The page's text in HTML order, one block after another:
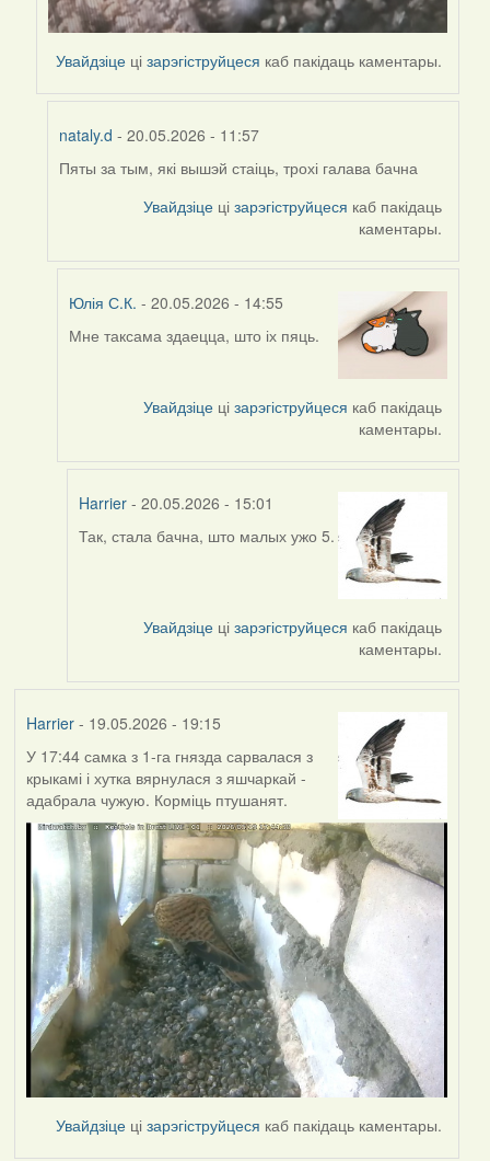
Увайдзіце цізарэгіструйцеся каб пакідаць каментары.
nataly.d - 20.05.2026 - 11:57
In
nataly.d
Пяты за тым, які вышэй стаіць, трохі галава бачна
Увайдзіце цізарэгіструйцеся каб пакідаць
каментары.
Юлія С.К. - 20.05.2026 - 14:55
In
Мне таксама здаецца, што іх пяць.
Увайдзіце цізарэгіструйцеся каб пакідаць
каментары.
Harrier - 20.05.2026 - 15:01
In
Так, стала бачна, што малых ужо 5.
Увайдзіце цізарэгіструйцеся каб пакідаць
каментары.
Harrier- 19.05.2026 - 19:15
У 17:44 самка з 1-га гнязда сарвалася з
крыкамі і хутка вярнулася з яшчаркай -
адабрала чужую. Корміць птушанят.
Увайдзіце цізарэгіструйцеся каб пакідаць каментары.